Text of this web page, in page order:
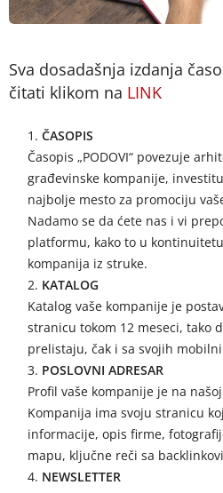
Sva dosadašnja izdanja
čitati klikom na LINK
ČASOPIS
Časopis „PODOVI“ povezuje
građevinske kompanije,
najbolje mesto za promociju
Nadamo se da ćete nas i vi
platformu, kako to u
kompanija iz struke.
KATALOG
Katalog vaše kompanije je
stranicu tokom 12 meseci, tako
prelistaju, čak i sa svojih
POSLOVNI ADRESAR
Profil vaše kompanije je na
Kompanija ima svoju stranicu
informacije, opis firme,
mapu, ključne reči sa
NEWSLETTER